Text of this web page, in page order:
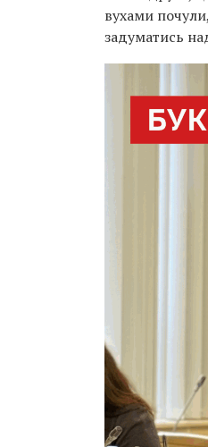
вухами
задуматись